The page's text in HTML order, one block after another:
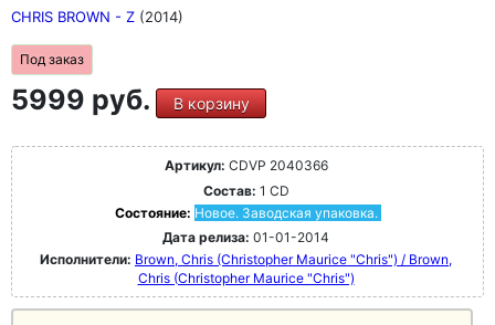
CHRIS BROWN - Z (2014)
Под заказ
5999 руб. В корзину
Артикул: CDVP 2040366
Состав: 1 CD
Состояние: Новое. Заводская упаковка.
Дата релиза: 01-01-2014
Исполнители: Brown, Chris (Christopher Maurice "Chris") / Brown,
Chris (Christopher Maurice "Chris")